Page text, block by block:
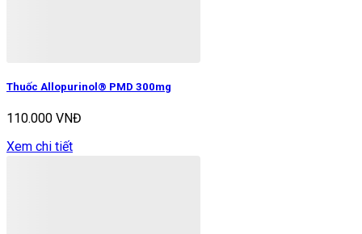
Thuốc Allopurinol® PMD 300mg
110.000 VNĐ
Xem chi tiết